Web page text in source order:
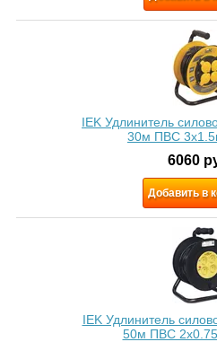
IEK Удлинитель
30м ПВС
6060
Добавить в
IEK Удлинитель
50м ПВС